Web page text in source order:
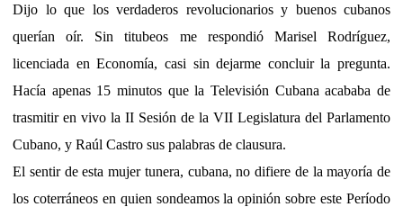
Dijo lo que los verdaderos revolucionarios y buenos cubanos
querían oír. Sin titubeos me respondió Marisel Rodríguez,
licenciada en Economía, casi sin dejarme concluir la pregunta.
Hacía apenas 15 minutos que la Televisión Cubana acababa de
trasmitir en vivo la II Sesión de la VII Legislatura del Parlamento
Cubano, y Raúl Castro sus palabras de clausura.
El sentir de esta mujer tunera, cubana, no difiere de la mayoría de
los coterráneos en quien sondeamos la opinión sobre este Período